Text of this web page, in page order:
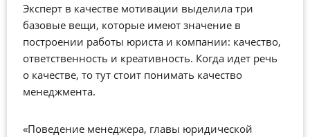
Эксперт в качестве мотивации выделила три
базовые вещи, которые имеют значение в
построении работы юриста и компании: качество,
ответственность и креативность. Когда идет речь
о качестве, то тут стоит понимать качество
менеджмента.
«Поведение менеджера, главы юридической